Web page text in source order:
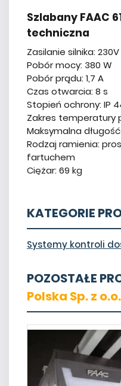
Szlabany FAAC
techniczna
Zasilanie silnika: 230V
Pobór mocy: 380 W
Pobór prądu: 1,7 A
Czas otwarcia: 8 s
Stopień ochrony: IP
Zakres temperatury
Maksymalna
Rodzaj ramienia:
fartuchem
Ciężar: 69 kg
KATEGORIE
Systemy kontroli
POZOSTAŁE
Polska Sp. z o.o.